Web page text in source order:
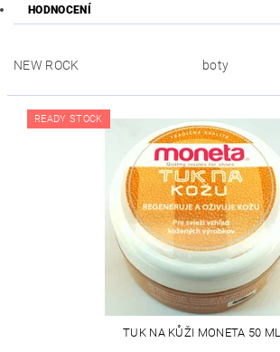
HODNOCENÍ
NEW ROCK boty
READY STOCK
TUK NA KŮŽI MONETA 50 ML